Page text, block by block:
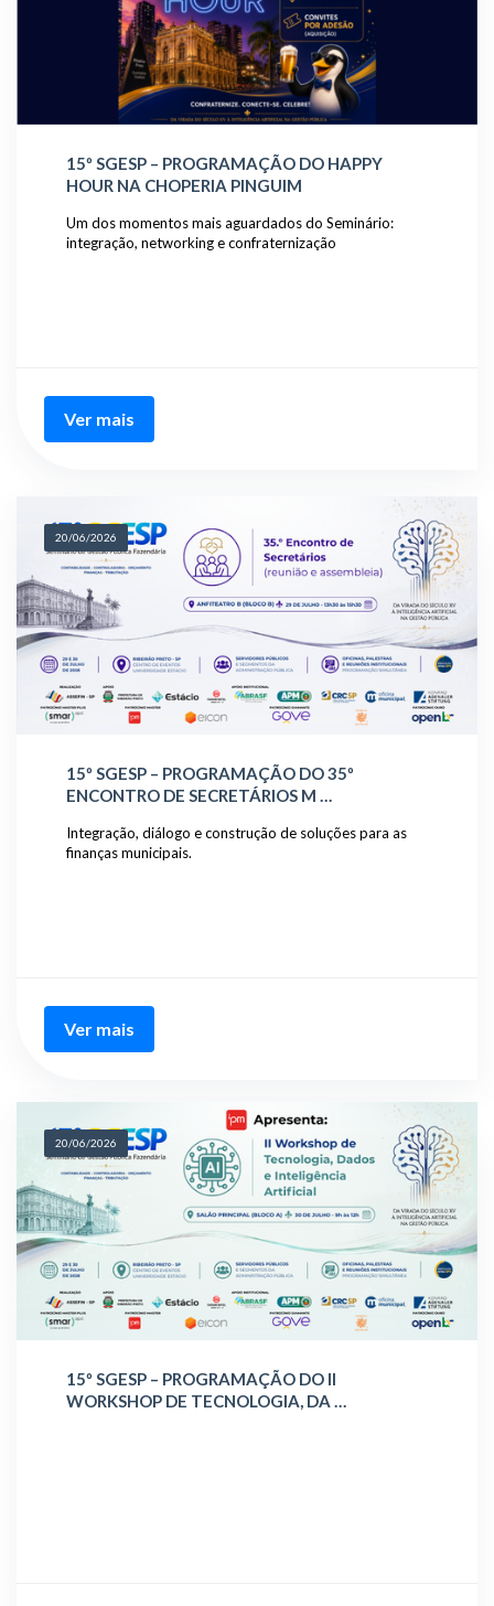
15º SGESP – PROGRAMAÇÃO DO HAPPY
HOUR NA CHOPERIA PINGUIM
Um dos momentos mais aguardados do Seminário:
integração, networking e confraternização
Ver mais
20/06/2026
15º SGESP – PROGRAMAÇÃO DO 35º
ENCONTRO DE SECRETÁRIOS M …
Integração, diálogo e construção de soluções para as
finanças municipais.
Ver mais
20/06/2026
15º SGESP – PROGRAMAÇÃO DO II
WORKSHOP DE TECNOLOGIA, DA …